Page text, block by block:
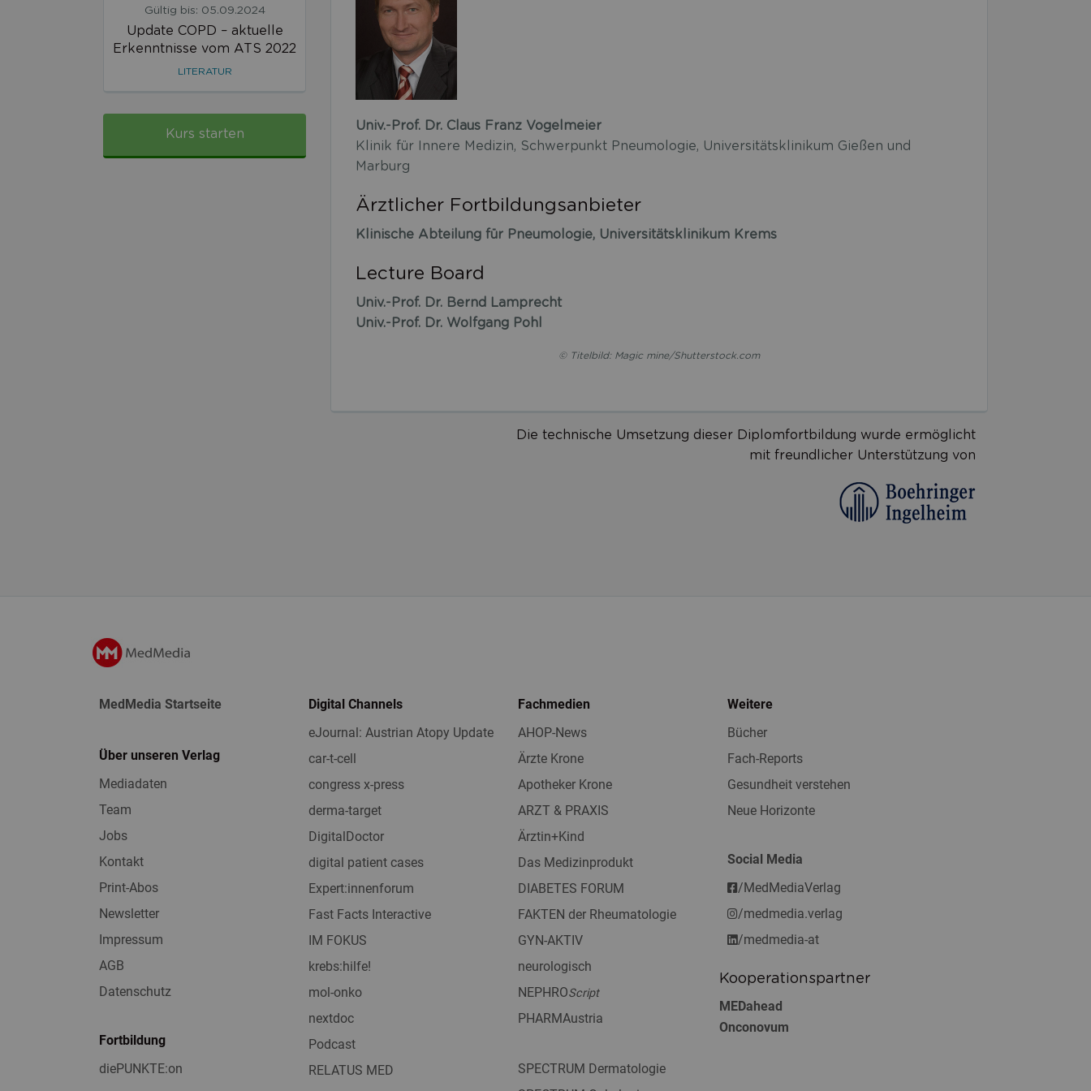
Gültig bis: 05.09.2024
Update COPD – aktuelle
Erkenntnisse vom ATS 2022
LITERATUR
Kurs starten
Univ.-Prof. Dr. Claus Franz Vogelmeier
Klinik für Innere Medizin, Schwerpunkt Pneumologie, Universitätsklinikum Gießen und
Marburg
Ärztlicher Fortbildungsanbieter
Klinische Abteilung für Pneumologie, Universitätsklinikum Krems
Lecture Board
Univ.-Prof. Dr. Bernd Lamprecht
Univ.-Prof. Dr. Wolfgang Pohl
© Titelbild: Magic mine/Shutterstock.com
Die technische Umsetzung dieser Diplomfortbildung wurde ermöglicht
mit freundlicher Unterstützung von
MedMedia Startseite
Über unseren Verlag
Mediadaten
Team
Jobs
Kontakt
Print-Abos
Newsletter
Impressum
AGB
Datenschutz
Fortbildung
diePUNKTE:on
Digital Channels
eJournal: Austrian Atopy Update
car-t-cell
congress x-press
derma-target
DigitalDoctor
digital patient cases
Expert:innenforum
Fast Facts Interactive
IM FOKUS
krebs:hilfe!
mol-onko
nextdoc
Podcast
RELATUS MED
Fachmedien
AHOP-News
Ärzte Krone
Apotheker Krone
ARZT & PRAXIS
Ärztin+Kind
Das Medizinprodukt
DIABETES FORUM
FAKTEN der Rheumatologie
GYN-AKTIV
neurologisch
NEPHROScript
PHARMAustria
SPECTRUM Dermatologie
Weitere
Bücher
Fach-Reports
Gesundheit verstehen
Neue Horizonte
Social Media
/MedMediaVerlag
/medmedia.verlag
/medmedia-at
Kooperationspartner
MEDahead
Onconovum